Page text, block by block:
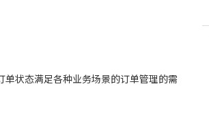
状态满足各种业务场景的订单管理的需